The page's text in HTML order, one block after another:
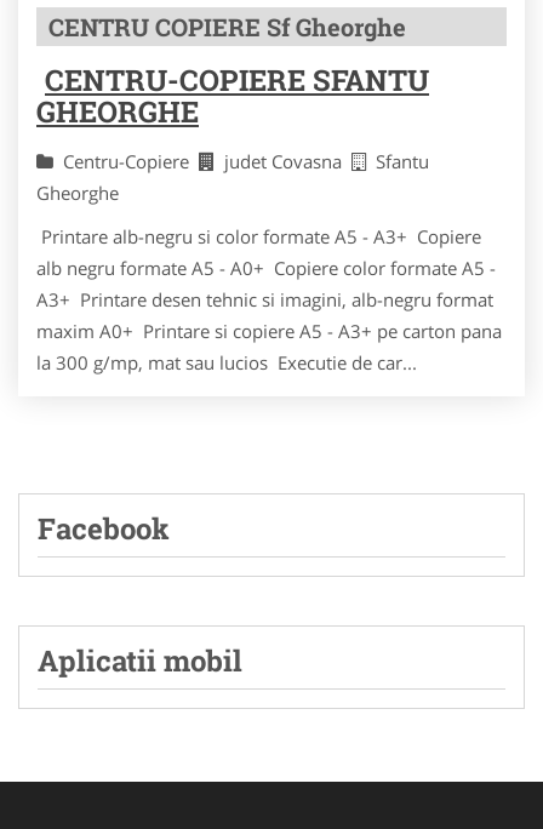
CENTRU COPIERE Sf Gheorghe
CENTRU-COPIERE SFANTU
GHEORGHE
Centru-Copiere judet Covasna
Sfantu
Gheorghe
Printare alb-negru si color formate A5 - A3+ Copiere
alb negru formate A5 - A0+ Copiere color formate A5 -
A3+ Printare desen tehnic si imagini, alb-negru format
maxim A0+ Printare si copiere A5 - A3+ pe carton pana
la 300 g/mp, mat sau lucios Executie de car...
Facebook
Aplicatii mobil